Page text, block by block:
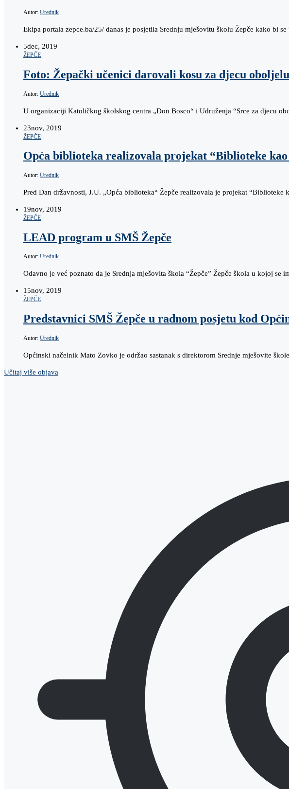
Autor: Urednik
Ekipa portala zepce.ba/25/ danas je posjetila Srednju mješovitu školu Žepče kako bi
5dec, 2019
ŽEPČE
Foto: Žepački učenici darovali kosu za djecu
Autor: Urednik
U organizaciji Katoličkog školskog centra „Don Bosco“ i Udruženja “Srce za djecu
23nov, 2019
ŽEPČE
Opća biblioteka realizovala projekat “Biblioteke
Autor: Urednik
Pred Dan državnosti, J.U. „Opća biblioteka“ Žepče realizovala je projekat
19nov, 2019
ŽEPČE
LEAD program u SMŠ Žepče
Autor: Urednik
Odavno je već poznato da je Srednja mješovita škola “Žepče” Žepče škola u kojoj
15nov, 2019
ŽEPČE
Predstavnici SMŠ Žepče u radnom posjetu kod
Autor: Urednik
Općinski načelnik Mato Zovko je održao sastanak s direktorom Srednje mješovite
Učitaj više objava